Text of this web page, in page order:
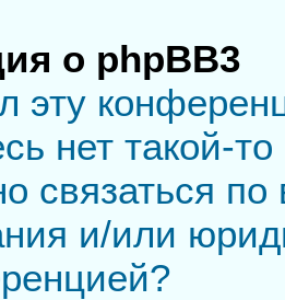
о phpBB3
эту
нет такой-
связаться по
и/или